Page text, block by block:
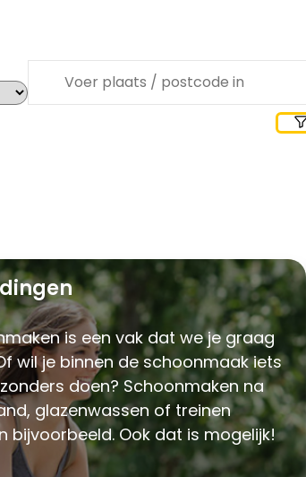
is een vak dat we je graag
wil je binnen de schoonmaak iets
doen? Schoonmaken na
glazenwassen of treinen
bijvoorbeeld. Ook dat is mogelijk!